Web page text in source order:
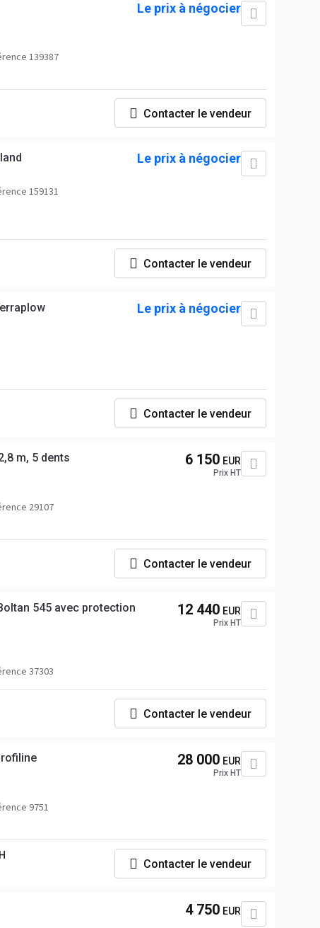
139387
Le prix à négocier
Contacter le vendeur
159131
Le prix à négocier
Contacter le vendeur
Le prix à négocier
Contacter le vendeur
m, 5 dents
29107
6 150 EUR
Prix HT
Contacter le vendeur
545 avec protection
37303
12 440 EUR
Prix HT
Contacter le vendeur
9751
28 000 EUR
Prix HT
Contacter le vendeur
4 750 EUR